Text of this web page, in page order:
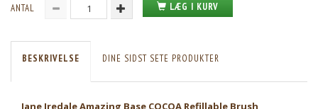
ANTAL LÆG I KURV
BESKRIVELSE DINE SIDST SETE PRODUKTER
Jane Iredale Amazing Base COCOA Refillable Brush